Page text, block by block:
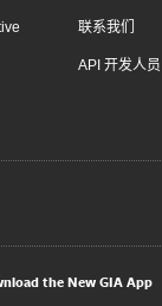
联系我们
API 开发人员
the New GIA App